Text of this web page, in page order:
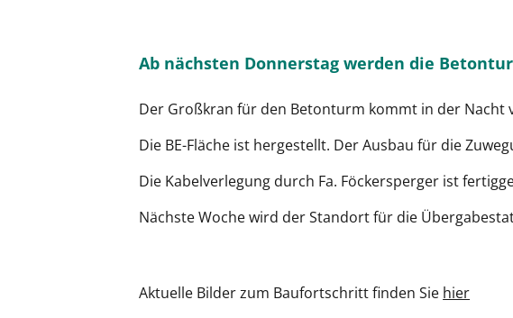
Ab nächsten Donnerstag werden die
Der Großkran für den Betonturm kommt in der Nacht
Die BE-Fläche ist hergestellt. Der Ausbau für die
Die Kabelverlegung durch Fa. Föckersperger ist
Nächste Woche wird der Standort für die
Aktuelle Bilder zum Baufortschritt finden Sie hier